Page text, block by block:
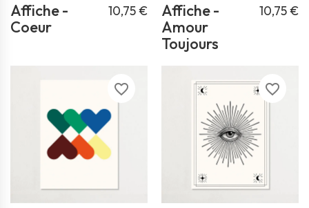
Affiche -
Coeur
10,75 €
Affiche -
Amour
Toujours
10,75 €
favorite_border favorite_border